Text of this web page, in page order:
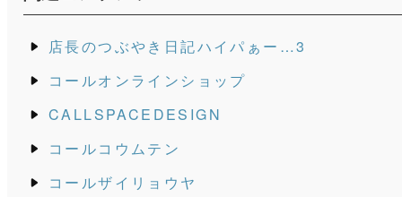
店長のつぶやき日記ハイパぁー…3
コールオンラインショップ
CALLSPACEDESIGN
コールコウムテン
コールザイリョウヤ